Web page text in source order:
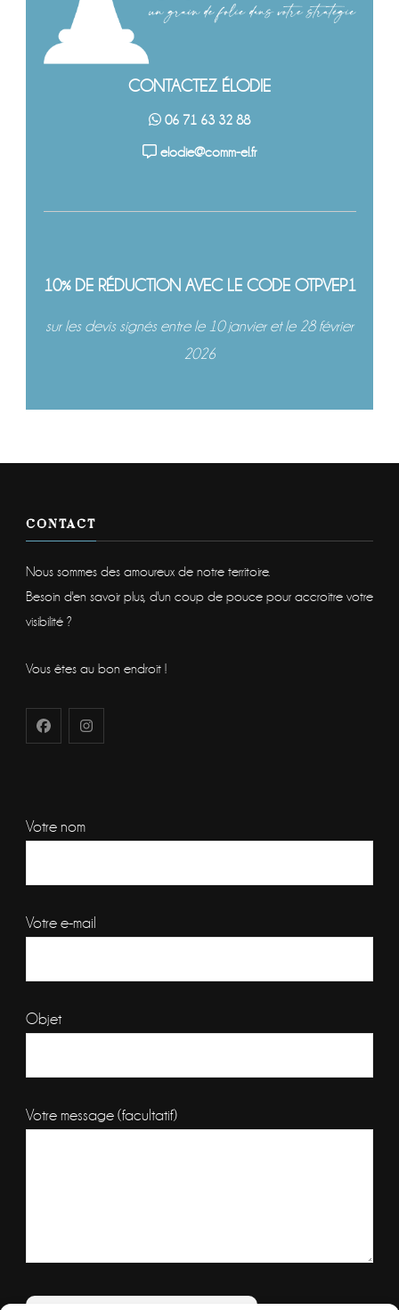
CONTACTEZ ÉLODIE
06 71 63 32 88
elodie@comm-el.fr
10% DE RÉDUCTION AVEC LE CODE OTPVEP1
sur les devis signés entre le 10 janvier et le 28 février
2026
CONTACT
Nous sommes des amoureux de notre territoire.
Besoin d'en savoir plus, d'un coup de pouce pour accroitre votre
visibilité ?
Vous êtes au bon endroit !
Votre nom
Votre e-mail
Objet
Votre message (facultatif)